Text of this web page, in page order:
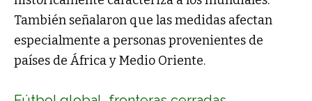
También señalaron que las medidas afectan
especialmente a personas provenientes de
países de África y Medio Oriente.